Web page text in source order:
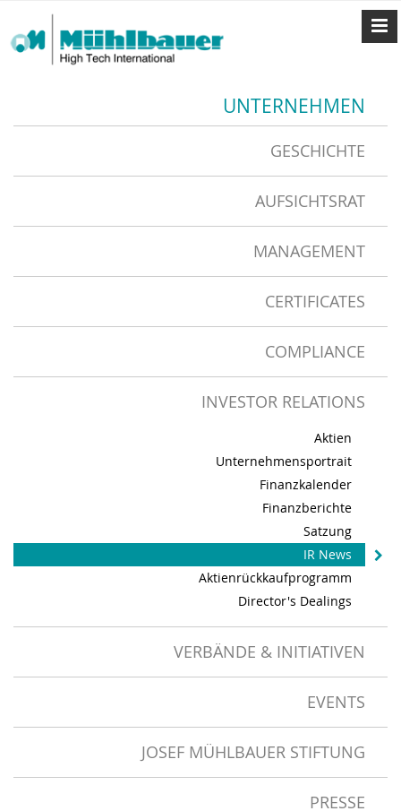
UNTERNEHMEN
GESCHICHTE
AUFSICHTSRAT
MANAGEMENT
CERTIFICATES
COMPLIANCE
INVESTOR RELATIONS
Aktien
Unternehmensportrait
Finanzkalender
Finanzberichte
Satzung
IR News
Aktienrückkaufprogramm
Director's Dealings
VERBÄNDE & INITIATIVEN
EVENTS
JOSEF MÜHLBAUER STIFTUNG
PRESSE